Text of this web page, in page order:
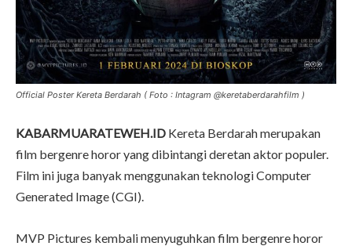
Official Poster Kereta Berdarah ( Foto : Intagram @keretaberdarahfilm )
KABARMUARATEWEH.ID Kereta Berdarah merupakan
film bergenre horor yang dibintangi deretan aktor populer.
Film ini juga banyak menggunakan teknologi Computer
Generated Image (CGI).
MVP Pictures kembali menyuguhkan film bergenre horor